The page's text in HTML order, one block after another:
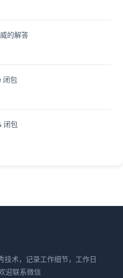
的解答
闭包
闭包
技术，记录工作细节，工作日
迎联系微信